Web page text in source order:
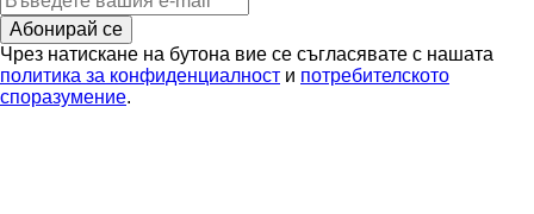
Абонирай се
Чрез натискане на бутона вие се съгласявате с нашата
политика за конфиденциалност и потребителското
споразумение.